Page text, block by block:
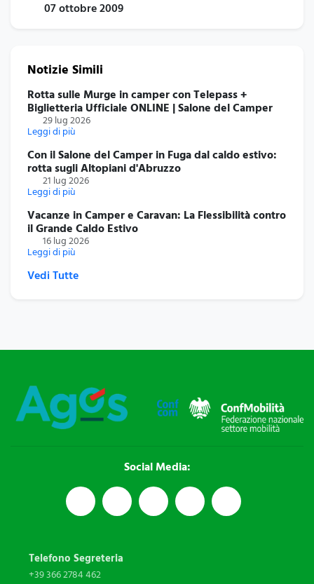
07 ottobre 2009
Notizie Simili
Rotta sulle Murge in camper con Telepass +
Biglietteria Ufficiale ONLINE | Salone del Camper
29 lug 2026
Leggi di più
Con il Salone del Camper in Fuga dal caldo estivo:
rotta sugli Altopiani d'Abruzzo
21 lug 2026
Leggi di più
Vacanze in Camper e Caravan: La Flessibilità contro
il Grande Caldo Estivo
16 lug 2026
Leggi di più
Vedi Tutte
Social Media:
Telefono Segreteria
+39 366 2784 462